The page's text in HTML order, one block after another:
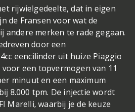
rijwielgedeelte, dat in eigen
de Fransen voor wat de
merken te rade gegaan.
door een
eencilinder uit huize Piaggio
een topvermogen van 11
minuut en een maximum
8.000 tpm. De injectie wordt
Marelli, waarbij je de keuze